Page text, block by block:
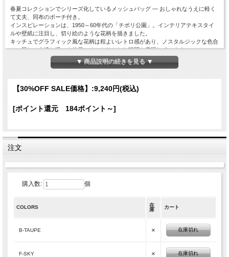
春夏コレクションでシリーズ化しているメッシュバッグ ― おしゃれなうえに軽く
て丈夫、同布のポーチ付き。
インスピレーションは、1950～60年代の「チボリ公園」。インテリアテキスタイ
ルや壁紙に注目し、切り絵のような花柄を描きました。
キッチュでグラフィック風な花柄は程よいレトロ感があり、ノスタルジックな色合
い、親しい人達と過ごす休日のゆったりとした時間を表現しています。
シンプルなトート型の大きいタイプ。手提げ、肩掛け２WAYでお使いいただけま
す。
アイテム詳細
カラー B-TAUPE C-STONE（完売） F-SKY
製造国 インド
▼ 商品説明の続きを見る ▼
【30%OFF SALE価格】:9,240円(税込)
[ポイント還元 184ポイント～]
注文
購入数: 個
COLORS
在
庫
カート
B-TAUPE × 在庫切れ
F-SKY × 在庫切れ